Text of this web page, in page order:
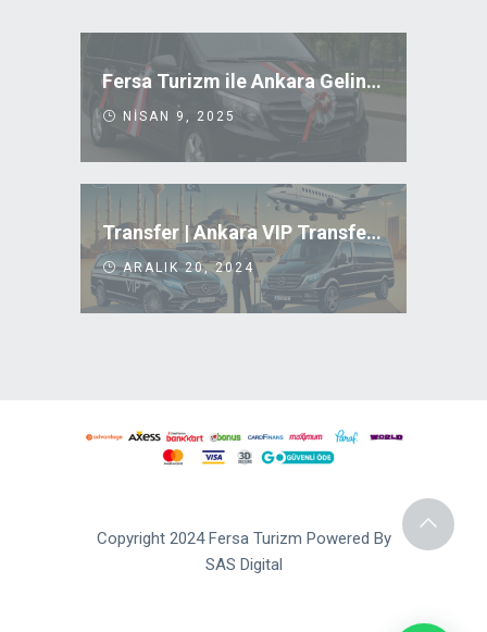
Fersa Turizm ile Ankara Gelin Arabası Kiralama
NISAN 9, 2025
Transfer | Ankara VIP Transfer Uygun Fiyatlar
ARALIK 20, 2024
Copyright 2024 Fersa Turizm Powered By
SAS Digital